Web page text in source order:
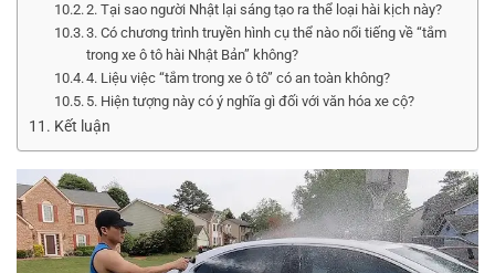
2. Tại sao người Nhật lại sáng tạo ra thể loại hài kịch này?
3. Có chương trình truyền hình cụ thể nào nổi tiếng về “tắm
trong xe ô tô hài Nhật Bản” không?
4. Liệu việc “tắm trong xe ô tô” có an toàn không?
5. Hiện tượng này có ý nghĩa gì đối với văn hóa xe cộ?
Kết luận